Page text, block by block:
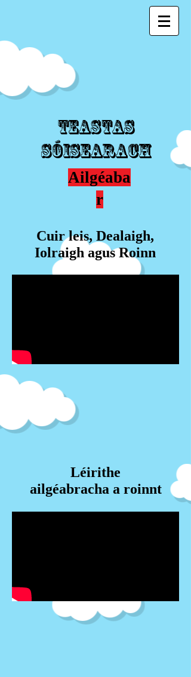
Teastas
Sóisearach
Ailgéaba
r
Cuir leis, Dealaigh,
Iolraigh agus Roinn
Léirithe
ailgéabracha a roinnt